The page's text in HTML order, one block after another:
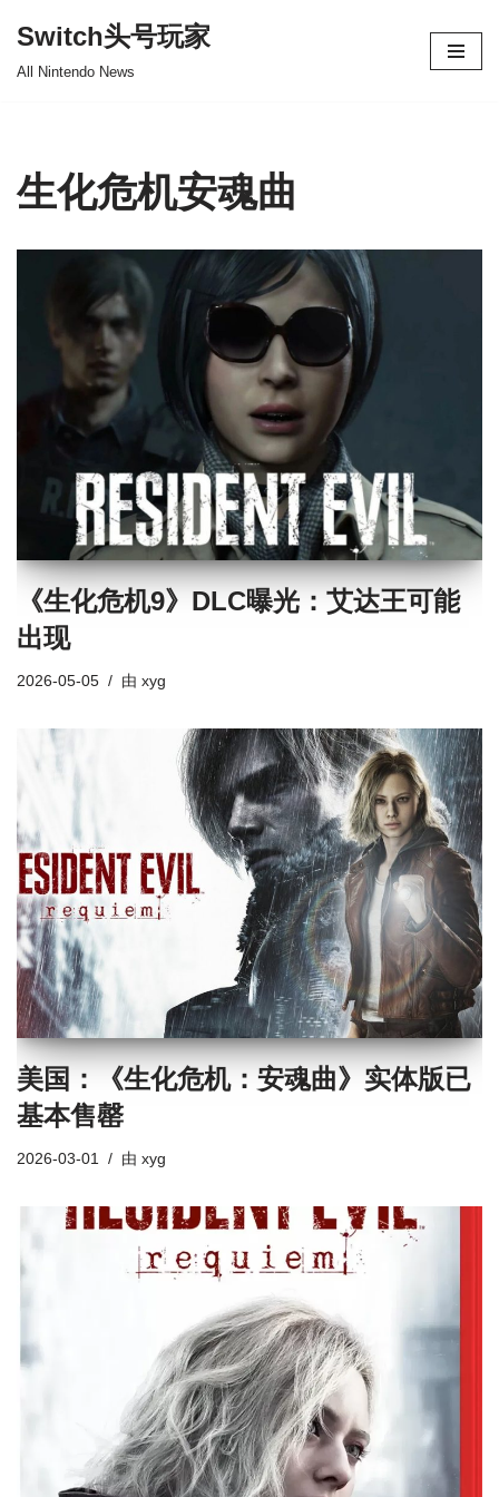
Switch头号玩家
All Nintendo News
生化危机安魂曲
《生化危机9》DLC曝光：艾达王可能
出现
2026-05-05 由 xyg
美国：《生化危机：安魂曲》实体版已
基本售罄
2026-03-01 由 xyg